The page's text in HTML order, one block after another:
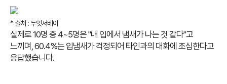
* 출처 : 두잇서베이
실제로 10명 중 4~5명은 "내 입에서 냄새가 나는 것 같다"고
느끼며, 60.4%는 입냄새가 걱정되어 타인과의 대화에 조심한다고
응답했습니다.